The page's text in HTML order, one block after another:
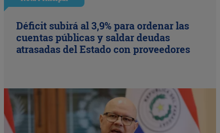
Déficit subirá al 3,9% para ordenar las
cuentas públicas y saldar deudas
atrasadas del Estado con proveedores